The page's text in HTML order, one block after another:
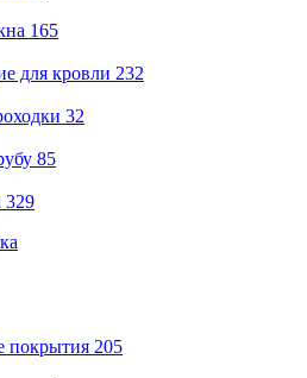
165
для кровли 232
32
85
329
покрытия 205